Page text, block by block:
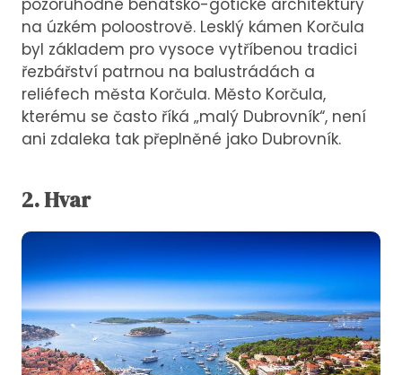
na úzkém poloostrově. Lesklý kámen Korčula
byl základem pro vysoce vytříbenou tradici
řezbářství patrnou na balustrádách a
reliéfech města Korčula. Město Korčula,
kterému se často říká „malý Dubrovník“, není
ani zdaleka tak přeplněné jako Dubrovník.
2. Hvar